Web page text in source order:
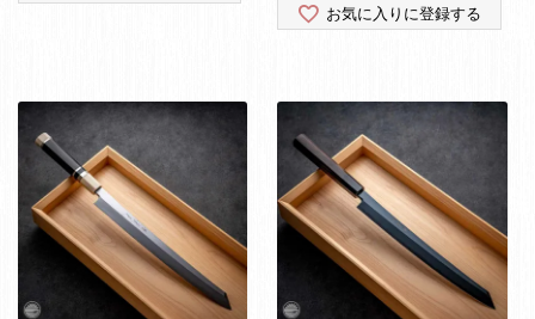
お気に入りに登録する